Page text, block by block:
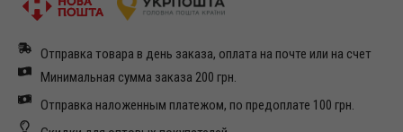
Отправка товара в день заказа, оплата на почте или на счет
Минимальная сумма заказа 200 грн.
Отправка наложенным платежом, по предоплате 100 грн.